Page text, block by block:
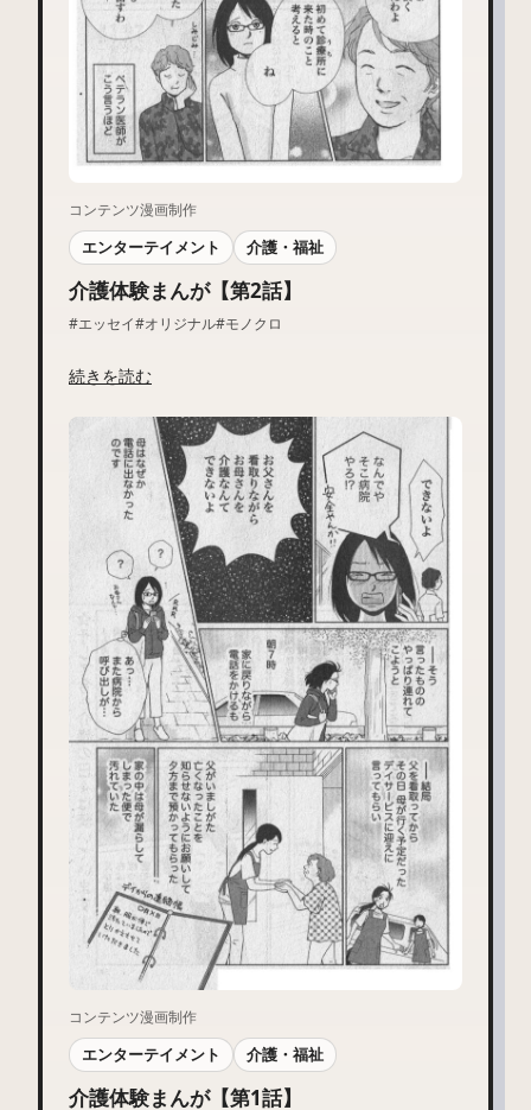
コンテンツ漫画制作
エンターテイメント 介護・福祉
介護体験まんが【第2話】
#エッセイ#オリジナル#モノクロ
続きを読む
コンテンツ漫画制作
エンターテイメント 介護・福祉
介護体験まんが【第1話】